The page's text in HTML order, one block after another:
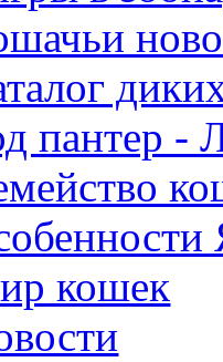
пантер -
кошек